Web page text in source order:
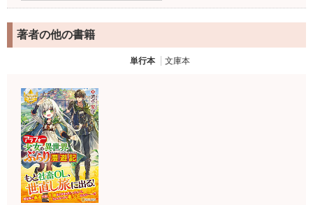
著者の他の書籍
単行本 文庫本